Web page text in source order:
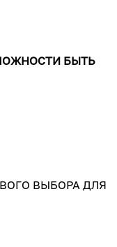
БЫТЬ
ВЫБОРА ДЛЯ